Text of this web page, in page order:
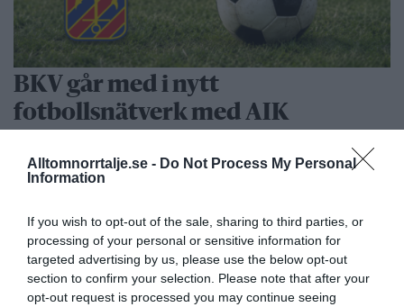
Alltomnorrtalje.se - Do Not Process My Personal
Information
If you wish to opt-out of the sale, sharing to third parties, or
processing of your personal or sensitive information for
targeted advertising by us, please use the below opt-out
section to confirm your selection. Please note that after your
opt-out request is processed you may continue seeing
BKV går med i nytt
fotbollsnätverk med AIK